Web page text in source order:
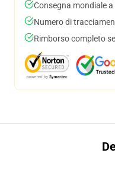
Consegna mondiale
Numero di
Rimborso completo